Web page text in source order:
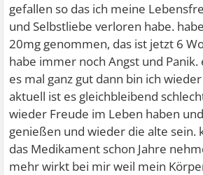
gefallen so das ich meine
und Selbstliebe verloren habe.
20mg genommen, das ist jetzt 6
habe immer noch Angst und Panik.
es mal ganz gut dann bin ich
aktuell ist es gleichbleibend
wieder Freude im Leben haben
genießen und wieder die alte sein.
das Medikament schon Jahre
mehr wirkt bei mir weil mein